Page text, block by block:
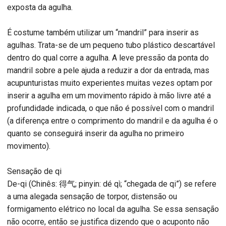
exposta da agulha.
É costume também utilizar um “mandril” para inserir as
agulhas. Trata-se de um pequeno tubo plástico descartável
dentro do qual corre a agulha. A leve pressão da ponta do
mandril sobre a pele ajuda a reduzir a dor da entrada, mas
acupunturistas muito experientes muitas vezes optam por
inserir a agulha em um movimento rápido à mão livre até a
profundidade indicada, o que não é possível com o mandril
(a diferença entre o comprimento do mandril e da agulha é o
quanto se conseguirá inserir da agulha no primeiro
movimento).
Sensação de qi
De-qi (Chinês: 得气; pinyin: dé qì; “chegada de qi”) se refere
a uma alegada sensação de torpor, distensão ou
formigamento elétrico no local da agulha. Se essa sensação
não ocorre, então se justifica dizendo que o acuponto não